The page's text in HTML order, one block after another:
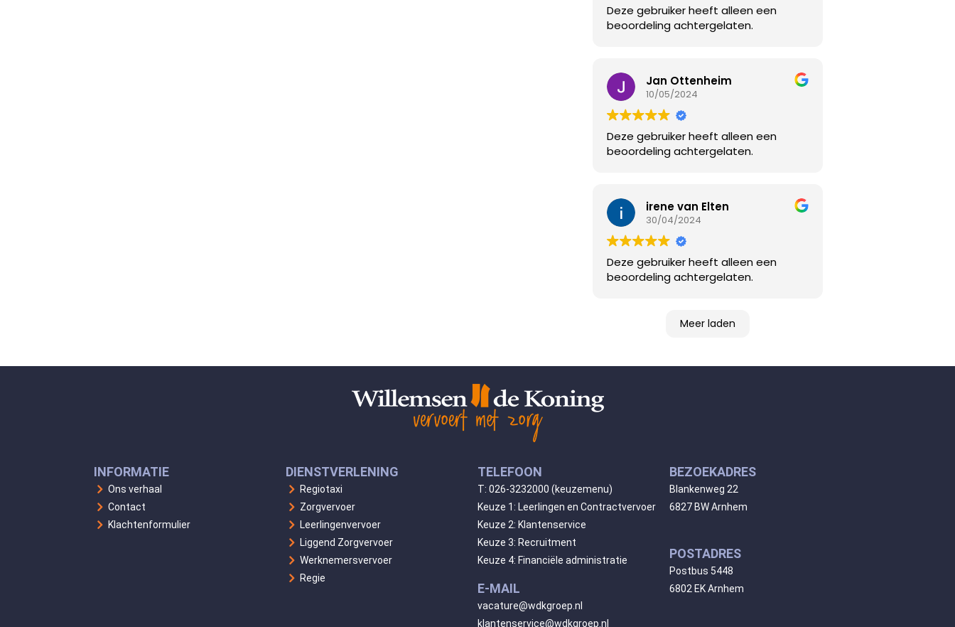
Deze gebruiker heeft alleen een
beoordeling achtergelaten.
Jan Ottenheim
10/05/2024
Deze gebruiker heeft alleen een
beoordeling achtergelaten.
irene van Elten
30/04/2024
Deze gebruiker heeft alleen een
beoordeling achtergelaten.
Meer laden
INFORMATIE
Ons verhaal
Contact
Klachtenformulier
DIENSTVERLENING
Regiotaxi
Zorgvervoer
Leerlingenvervoer
Liggend Zorgvervoer
Werknemersvervoer
Regie
TELEFOON
T: 026-3232000 (keuzemenu)
Keuze 1: Leerlingen en Contractvervoer
Keuze 2: Klantenservice
Keuze 3: Recruitment
Keuze 4: Financiële administratie
E-MAIL
vacature@wdkgroep.nl
klantenservice@wdkgroep.nl
BEZOEKADRES
Blankenweg 22
6827 BW Arnhem
POSTADRES
Postbus 5448
6802 EK Arnhem